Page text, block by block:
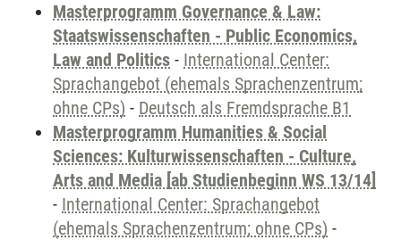
Masterprogramm Governance & Law:
Staatswissenschaften - Public Economics,
Law and Politics - International Center:
Sprachangebot (ehemals Sprachenzentrum;
ohne CPs) - Deutsch als Fremdsprache B1
Masterprogramm Humanities & Social
Sciences: Kulturwissenschaften - Culture,
Arts and Media [ab Studienbeginn WS 13/14]
- International Center: Sprachangebot
(ehemals Sprachenzentrum; ohne CPs) -